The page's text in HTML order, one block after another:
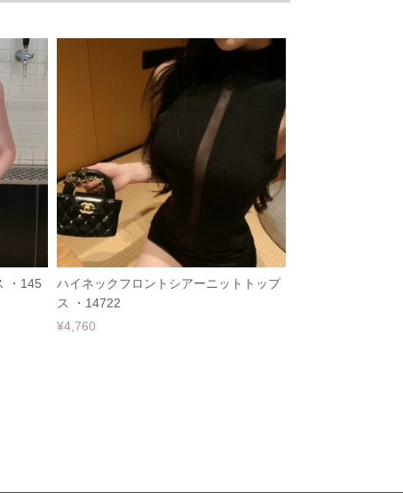
・145
ハイネックフロントシアーニットトップ
ス ・14722
¥4,760